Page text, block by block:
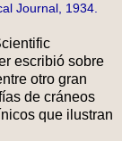
Journal, 1934.
escribió sobre
otro gran
de cráneos
que ilustran